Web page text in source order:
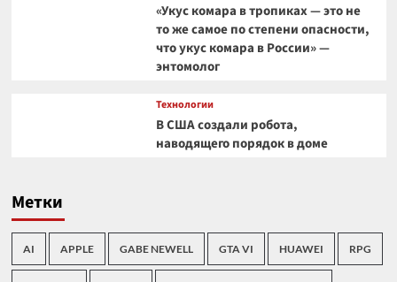
«Укус комара в тропиках — это не
то же самое по степени опасности,
что укус комара в России» —
энтомолог
Технологии
В США создали робота,
наводящего порядок в доме
Метки
AI APPLE GABE NEWELL GTA VI HUAWEI RPG